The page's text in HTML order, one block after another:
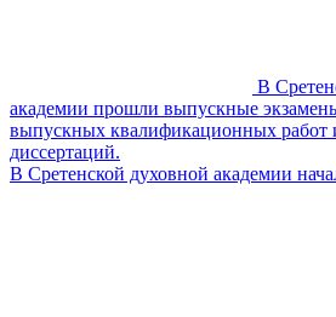
В
академии прошли выпускные
выпускных квалификационных работ
диссертаций.
В Сретенской духовной академии